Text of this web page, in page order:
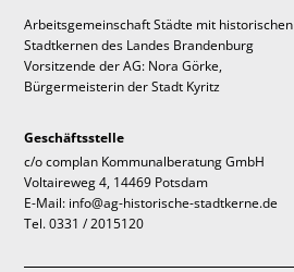
Arbeitsgemeinschaft Städte mit historischen
Stadtkernen des Landes Brandenburg
Vorsitzende der AG: Nora Görke,
Bürgermeisterin der Stadt Kyritz
Geschäftsstelle
c/o complan Kommunalberatung GmbH
Voltaireweg 4, 14469 Potsdam
E-Mail: info@ag-historische-stadtkerne.de
Tel. 0331 / 2015120